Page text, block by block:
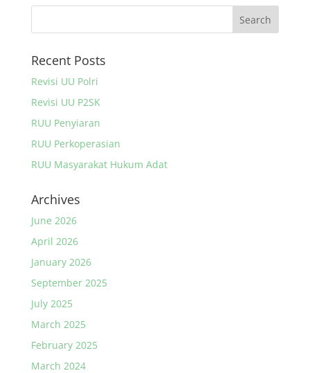
Recent Posts
Revisi UU Polri
Revisi UU P2SK
RUU Penyiaran
RUU Perkoperasian
RUU Masyarakat Hukum Adat
Archives
June 2026
April 2026
January 2026
September 2025
July 2025
March 2025
February 2025
March 2024